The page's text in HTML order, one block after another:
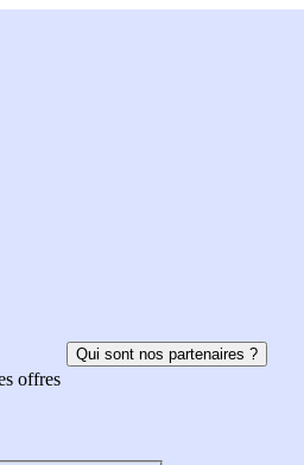
offres
Qui sont nos partenaires ?